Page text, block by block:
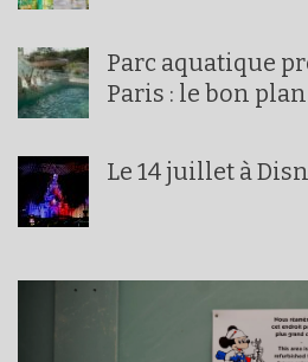
Parc aquatique
Paris : le bon plan
Le 14 juillet à